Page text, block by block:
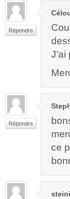
Répondre
Répondre
ce